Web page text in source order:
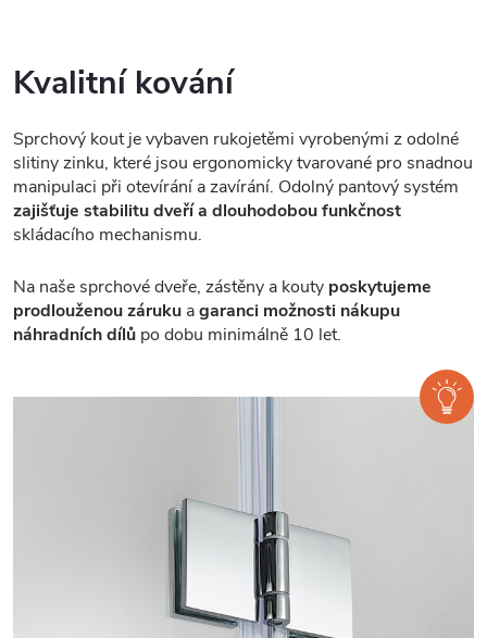
Kvalitní kování
Sprchový kout je vybaven rukojetěmi vyrobenými z odolné
slitiny zinku, které jsou ergonomicky tvarované pro snadnou
manipulaci při otevírání a zavírání. Odolný pantový systém
zajišťuje stabilitu dveří a dlouhodobou funkčnost
skládacího mechanismu.
Na naše sprchové dveře, zástěny a kouty poskytujeme
prodlouženou záruku agaranci možnosti nákupu
náhradních dílů po dobu minimálně 10 let.